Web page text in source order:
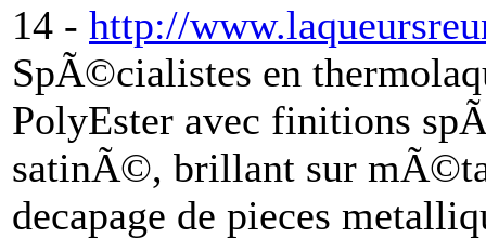
14 - http://
SpÃ©cialistes en
PolyEster avec finitions
satinÃ©, brillant sur
decapage de pieces